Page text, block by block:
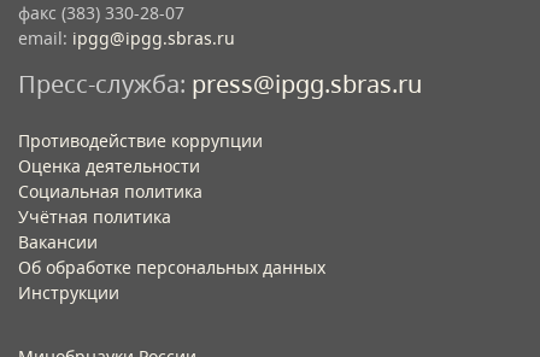
факс (383) 330-28-07
email: ipgg@ipgg.sbras.ru
Пресс-служба: press@ipgg.sbras.ru
Противодействие коррупции
Оценка деятельности
Социальная политика
Учётная политика​
Вакансии​
Об обработке персональных данных​
Инструкции​